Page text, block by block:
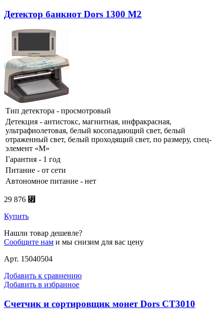
Детектор банкнот Dors 1300 M2
Тип детектора - просмотровый
Детекция - антистокс, магнитная, инфракрасная,
ультрафиолетовая, белый косопадающий свет, белый
отраженный свет, белый проходящий свет, по размеру, спец-
элемент «М»
Гарантия - 1 год
Питание - от сети
Автономное питание - нет
29 876 ⃏
Купить
Нашли товар дешевле?
Сообщите нам и мы снизим для вас цену
Арт. 15040504
Добавить к сравнению
Добавить в избранное
Счетчик и сортировщик монет Dors CT3010